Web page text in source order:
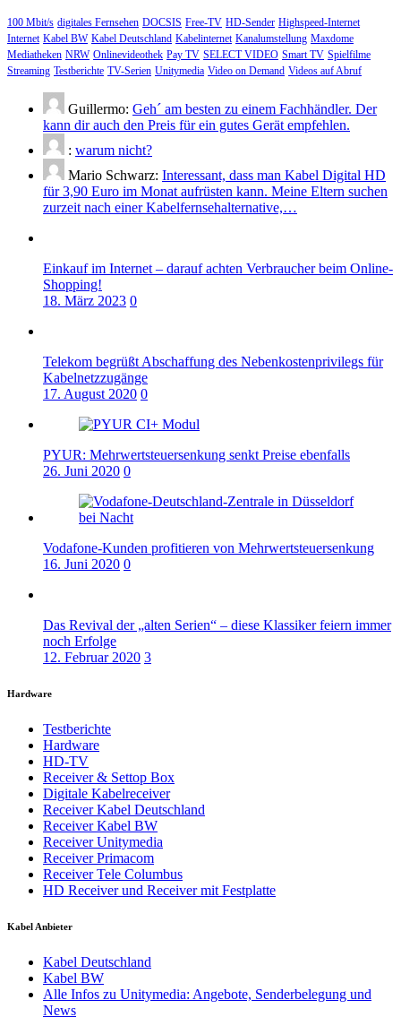
100 Mbit/s digitales Fernsehen DOCSIS Free-TV HD-Sender Highspeed-Internet
Internet Kabel BW Kabel Deutschland Kabelinternet Kanalumstellung Maxdome
Mediatheken NRW Onlinevideothek Pay TV SELECT VIDEO Smart TV Spielfilme
Streaming Testberichte TV-Serien Unitymedia Video on Demand Videos auf Abruf
Guillermo: Geh´ am besten zu einem Fachhändler. Der
kann dir auch den Preis für ein gutes Gerät empfehlen.
: warum nicht?
Mario Schwarz: Interessant, dass man Kabel Digital HD
für 3,90 Euro im Monat aufrüsten kann. Meine Eltern suchen
zurzeit nach einer Kabelfernsehalternative,…
Einkauf im Internet – darauf achten Verbraucher beim Online-
Shopping!
18. März 2023 0
Telekom begrüßt Abschaffung des Nebenkostenprivilegs für
Kabelnetzzugänge
17. August 2020 0
PYUR: Mehrwertsteuersenkung senkt Preise ebenfalls
26. Juni 2020 0
Vodafone-Kunden profitieren von Mehrwertsteuersenkung
16. Juni 2020 0
Das Revival der „alten Serien“ – diese Klassiker feiern immer
noch Erfolge
12. Februar 2020 3
Hardware
Testberichte
Hardware
HD-TV
Receiver & Settop Box
Digitale Kabelreceiver
Receiver Kabel Deutschland
Receiver Kabel BW
Receiver Unitymedia
Receiver Primacom
Receiver Tele Columbus
HD Receiver und Receiver mit Festplatte
Kabel Anbieter
Kabel Deutschland
Kabel BW
Alle Infos zu Unitymedia: Angebote, Senderbelegung und
News